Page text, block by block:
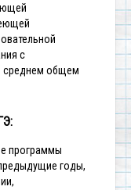
с
среднем общем
программы
годы,